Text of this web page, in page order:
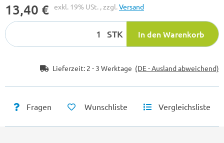
13,40 € exkl. 19% USt. , zzgl.Versand
STK In den Warenkorb
Lieferzeit: 2 - 3 Werktage (DE - Ausland abweichend)
Fragen Wunschliste Vergleichsliste